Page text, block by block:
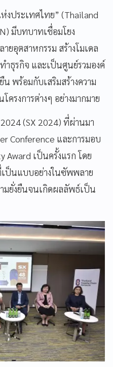
งประเทศไทย” (Thailand
มีบทบาทเชื่อมโยง
ยอุตสาหกรรม สร้างโมเดล
ธุรกิจ และเป็นศูนย์รวมองค์
น พร้อมกับเสริมสร้างความ
ครงการต่างๆ อย่างมากมาย
(SX 2024) ที่ผ่านมา
Conference และการมอบ
Award เป็นครั้งแรก โดย
ป็นแบบอย่างในซัพพลาย
มยั่งยืนจนเกิดผลลัพธ์เป็น